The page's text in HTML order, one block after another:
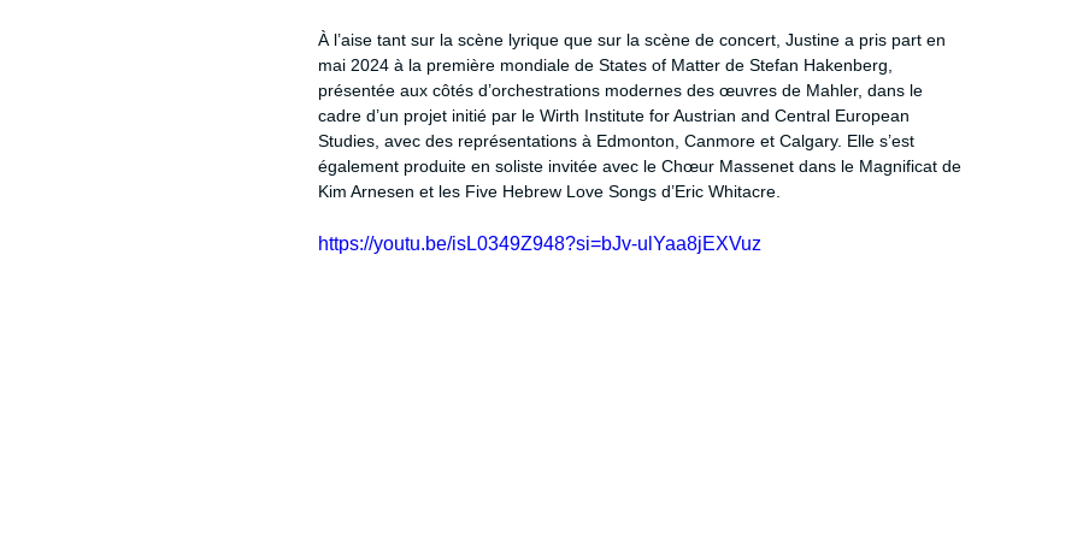
À l’aise tant sur la scène lyrique que sur la scène de concert, Justine a pris part en
mai 2024 à la première mondiale de States of Matter de Stefan Hakenberg,
présentée aux côtés d’orchestrations modernes des œuvres de Mahler, dans le
cadre d’un projet initié par le Wirth Institute for Austrian and Central European
Studies, avec des représentations à Edmonton, Canmore et Calgary. Elle s’est
également produite en soliste invitée avec le Chœur Massenet dans le Magnificat de
Kim Arnesen et les Five Hebrew Love Songs d’Eric Whitacre.
https://youtu.be/isL0349Z948?si=bJv-ulYaa8jEXVuz